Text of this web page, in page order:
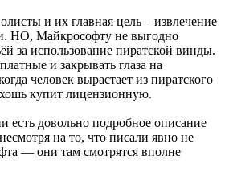
и их главная цель – извлечение
НО, Майкрософту не выгодно
за использование пиратской винды.
и закрывать глаза на
человек вырастает из пиратского
купит лицензионную.
есть довольно подробное описание
на то, что писали явно не
— они там смотрятся вполне